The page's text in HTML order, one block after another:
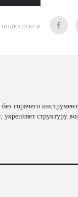
ПОДЕЛИТЬСЯ
горячего
структуру